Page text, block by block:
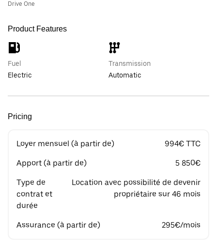
Drive One
Product Features
Fuel
Electric
Transmission
Automatic
Pricing
Loyer mensuel (à partir de) 994€ TTC
Apport (à partir de) 5 850€
Type de
contrat et
durée
Location avec possibilité de devenir
propriétaire sur 46 mois
Assurance (à partir de) 295€/mois